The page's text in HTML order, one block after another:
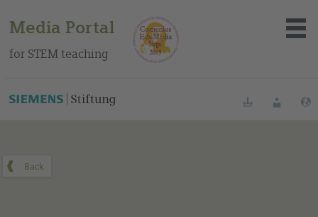
Media Portal
for STEM teaching
About the portal
BookmarksLogin
You can find this medium on our Spanish education portal